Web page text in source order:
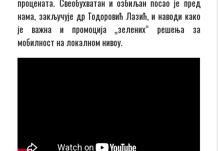
процената. Свеобухватан и озбиљан посао је пред
нама, закључује др Тодоровић Лазић, и наводи како
је важна и промоција „зелених“ решења за
мобилност на локалном нивоу.